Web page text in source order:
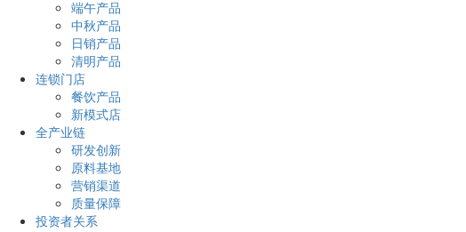
端午产品
中秋产品
日销产品
清明产品
连锁门店
餐饮产品
新模式店
全产业链
研发创新
原料基地
营销渠道
质量保障
投资者关系